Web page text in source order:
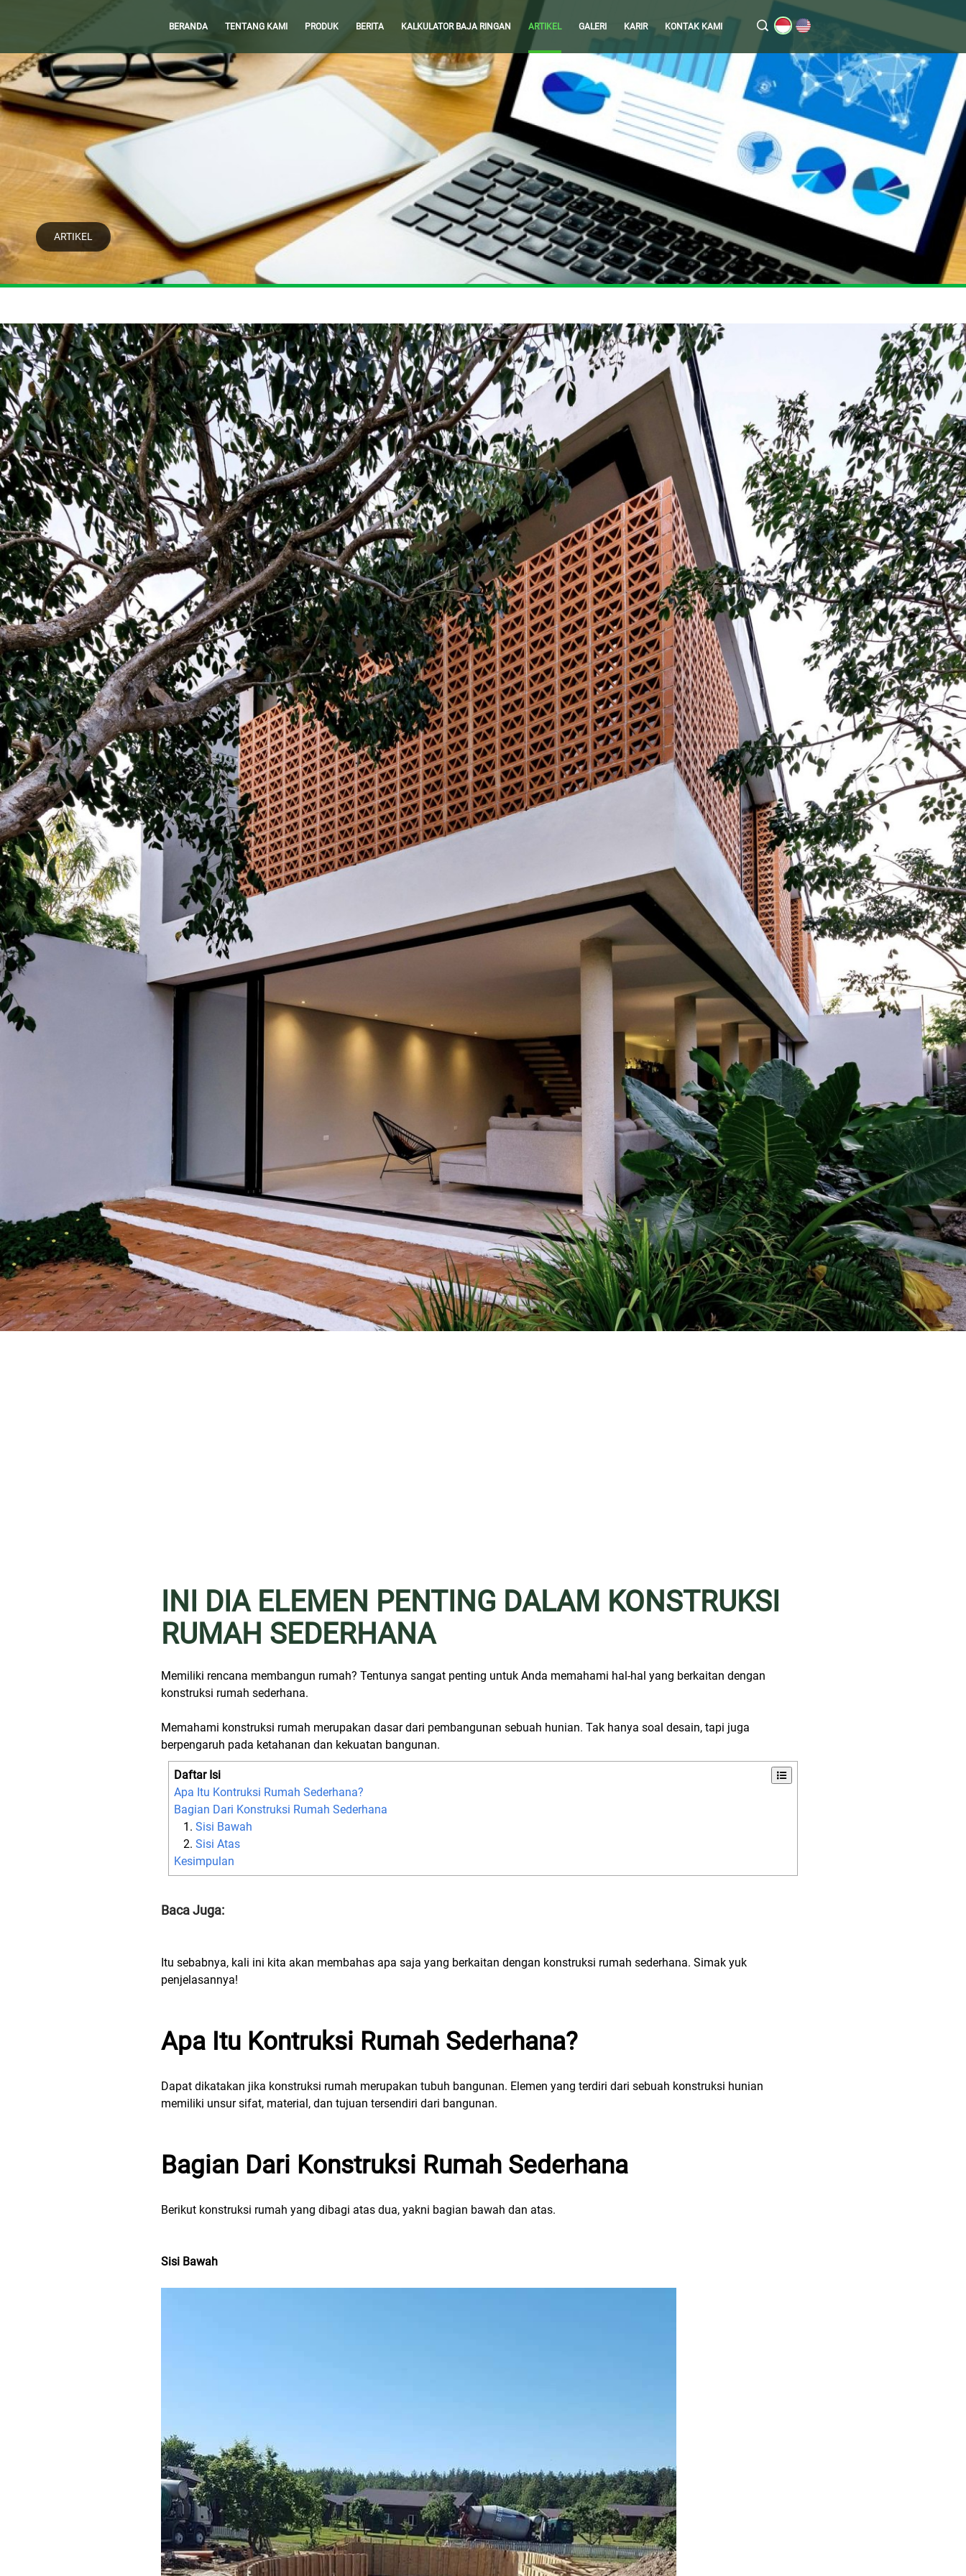
BERANDA TENTANG KAMI PRODUK BERITA KALKULATOR BAJA RINGAN ARTIKEL GALERI KARIR KONTAK KAMI
ARTIKEL
INI DIA ELEMEN PENTING DALAM KONSTRUKSI
RUMAH SEDERHANA
Memiliki rencana membangun rumah? Tentunya sangat penting untuk Anda memahami hal-hal yang berkaitan dengan
konstruksi rumah sederhana.
Memahami konstruksi rumah merupakan dasar dari pembangunan sebuah hunian. Tak hanya soal desain, tapi juga
berpengaruh pada ketahanan dan kekuatan bangunan.
Daftar Isi
Apa Itu Kontruksi Rumah Sederhana?
Bagian Dari Konstruksi Rumah Sederhana
Sisi Bawah
Sisi Atas
Kesimpulan
Baca Juga:
Itu sebabnya, kali ini kita akan membahas apa saja yang berkaitan dengan konstruksi rumah sederhana. Simak yuk
penjelasannya!
Apa Itu Kontruksi Rumah Sederhana?
Dapat dikatakan jika konstruksi rumah merupakan tubuh bangunan. Elemen yang terdiri dari sebuah konstruksi hunian
memiliki unsur sifat, material, dan tujuan tersendiri dari bangunan.
Bagian Dari Konstruksi Rumah Sederhana
Berikut konstruksi rumah yang dibagi atas dua, yakni bagian bawah dan atas.
Sisi Bawah